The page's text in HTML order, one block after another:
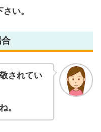
い。
されてい
。